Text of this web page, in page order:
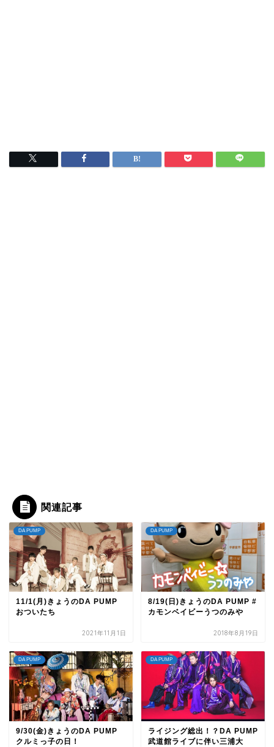
関連記事
DA PUMP
11/1(月)きょうのDA PUMP
おついたち
2021年11月1日
DA PUMP
8/19(日)きょうのDA PUMP #
カモンベイビーうつのみや
2018年8月19日
DA PUMP
9/30(金)きょうのDA PUMP
クルミっ子の日！
DA PUMP
ライジング総出！？DA PUMP
武道館ライブに伴い三浦大